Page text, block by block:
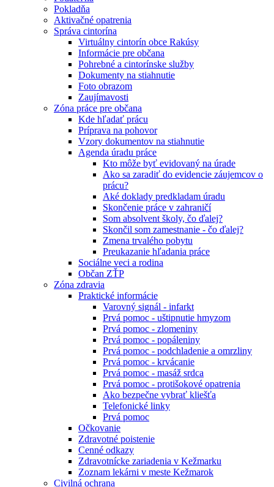
Pokladňa
Aktivačné opatrenia
Správa cintorína
Virtuálny cintorín obce Rakúsy
Informácie pre občana
Pohrebné a cintorínske služby
Dokumenty na stiahnutie
Foto obrazom
Zaujímavosti
Zóna práce pre občana
Kde hľadať prácu
Príprava na pohovor
Vzory dokumentov na stiahnutie
Agenda úradu práce
Kto môže byť evidovaný na úrade
Ako sa zaradiť do evidencie záujemcov o
prácu?
Aké doklady predkladam úradu
Skončenie práce v zahraničí
Som absolvent školy, čo ďalej?
Skončil som zamestnanie - čo ďalej?
Zmena trvalého pobytu
Preukazanie hľadania práce
Sociálne veci a rodina
Občan ZŤP
Zóna zdravia
Praktické informácie
Varovný signál - infarkt
Prvá pomoc - uštipnutie hmyzom
Prvá pomoc - zlomeniny
Prvá pomoc - popáleniny
Prvá pomoc - podchladenie a omrzliny
Prvá pomoc - krvácanie
Prvá pomoc - masáž srdca
Prvá pomoc - protišokové opatrenia
Ako bezpečne vybrať kliešťa
Telefonické linky
Prvá pomoc
Očkovanie
Zdravotné poistenie
Cenné odkazy
Zdravotnícke zariadenia v Kežmarku
Zoznam lekárni v meste Kežmarok
Civilná ochrana